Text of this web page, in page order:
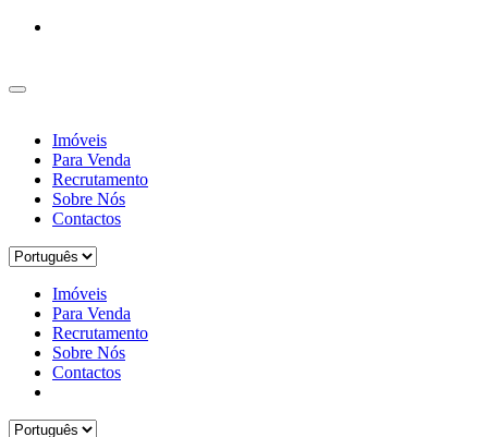
Imóveis
Para Venda
Recrutamento
Sobre Nós
Contactos
Imóveis
Para Venda
Recrutamento
Sobre Nós
Contactos